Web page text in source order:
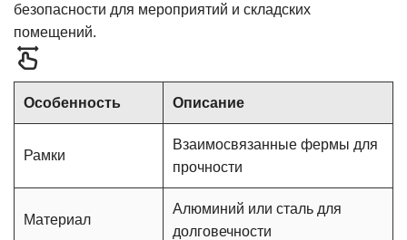
безопасности для мероприятий и складских
помещений.
Особенность Описание
Рамки
Взаимосвязанные фермы для
прочности
Материал
Алюминий или сталь для
долговечности